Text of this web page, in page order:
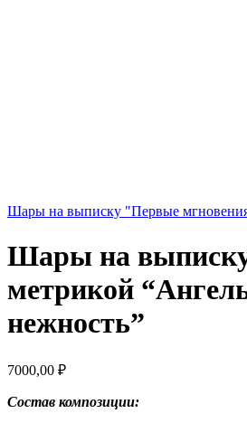
Шары на выписку "Первые
Шары на
метрикой
нежность”
7000,00 ₽
Состав композиции: